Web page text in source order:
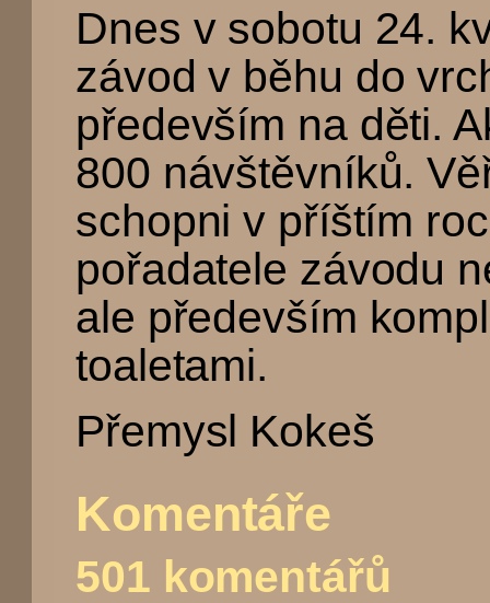
Dnes v sobotu 24.
závod v běhu do
především na děti.
800 návštěvníků.
schopni v příštím
pořadatele závodu
ale především
toaletami.
Přemysl Kokeš
Komentáře
501 komentářů